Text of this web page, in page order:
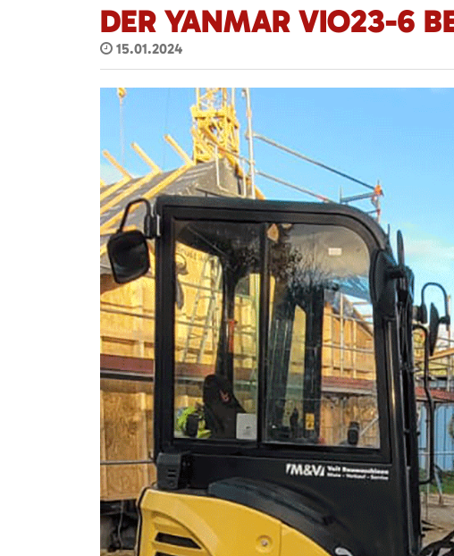
DER YANMAR VIO23-6
15.01.2024